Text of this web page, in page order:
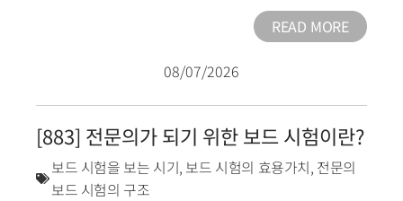
READ MORE
08/07/2026
[883] 전문의가 되기 위한 보드 시험이란?
보드 시험을 보는 시기, 보드 시험의 효용가치, 전문의
보드 시험의 구조